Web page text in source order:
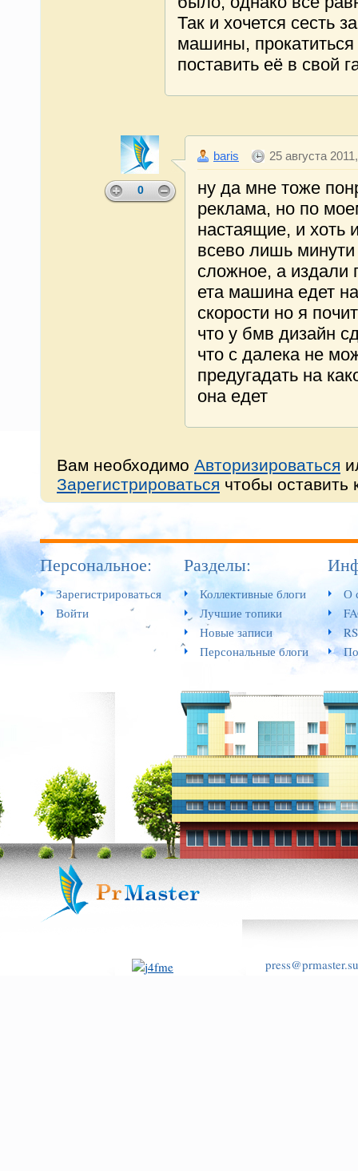
Так и хочется сесть
машины,
поставить её в свой
0
baris 25 августа
ну да мне тоже
реклама, но по
настаящие, и хоть
всево лишь
сложное, а издали
ета машина едет
скорости но я
что у бмв дизайн
что с далека не
предугадать на
она едет
Вам необходимо Авторизироваться
Зарегистрироваться чтобы оставить
Персональное:
Зарегистрироваться
Войти
Разделы:
Коллективные блоги
Лучшие топики
Новые записи
Персональные блоги
О
press@prmaster.su